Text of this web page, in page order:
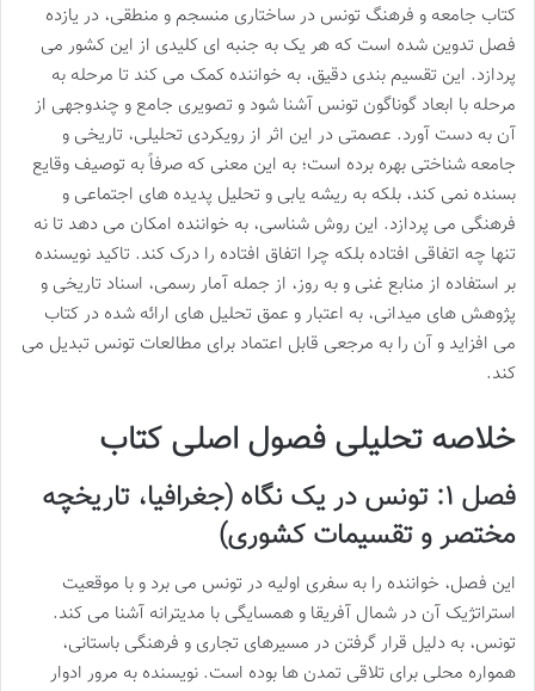
کتاب جامعه و فرهنگ تونس در ساختاری منسجم و منطقی، در یازده
فصل تدوین شده است که هر یک به جنبه ای کلیدی از این کشور می
پردازد. این تقسیم بندی دقیق، به خواننده کمک می کند تا مرحله به
مرحله با ابعاد گوناگون تونس آشنا شود و تصویری جامع و چندوجهی از
آن به دست آورد. عصمتی در این اثر از رویکردی تحلیلی، تاریخی و
جامعه شناختی بهره برده است؛ به این معنی که صرفاً به توصیف وقایع
بسنده نمی کند، بلکه به ریشه یابی و تحلیل پدیده های اجتماعی و
فرهنگی می پردازد. این روش شناسی، به خواننده امکان می دهد تا نه
تنها چه اتفاقی افتاده بلکه چرا اتفاق افتاده را درک کند. تاکید نویسنده
بر استفاده از منابع غنی و به روز، از جمله آمار رسمی، اسناد تاریخی و
پژوهش های میدانی، به اعتبار و عمق تحلیل های ارائه شده در کتاب
می افزاید و آن را به مرجعی قابل اعتماد برای مطالعات تونس تبدیل می
کند.
خلاصه تحلیلی فصول اصلی کتاب
فصل ۱: تونس در یک نگاه (جغرافیا، تاریخچه
مختصر و تقسیمات کشوری)
این فصل، خواننده را به سفری اولیه در تونس می برد و با موقعیت
استراتژیک آن در شمال آفریقا و همسایگی با مدیترانه آشنا می کند.
تونس، به دلیل قرار گرفتن در مسیرهای تجاری و فرهنگی باستانی،
همواره محلی برای تلاقی تمدن ها بوده است. نویسنده به مرور ادوار